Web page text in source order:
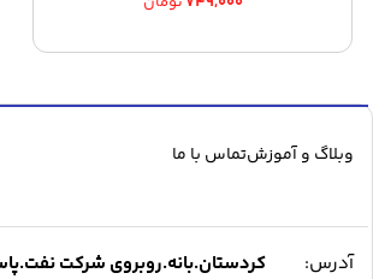
وبلاگ و آموزشتماس با ما
آدرس:
کردستان.بانه.روبروی شرکت نفت.پاساژ